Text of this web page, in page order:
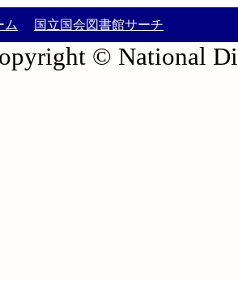
ム 国立国会図書館サーチ
© National